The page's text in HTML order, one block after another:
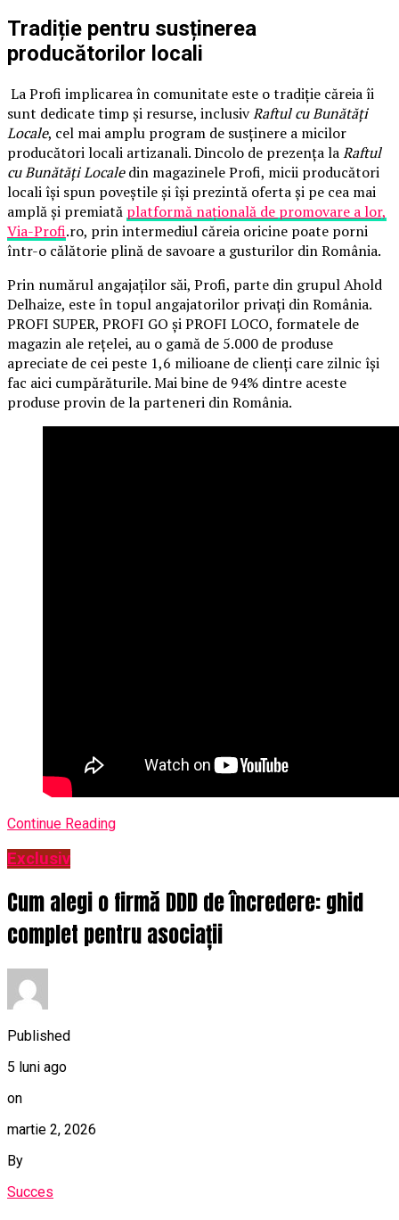
Tradiție pentru susținerea
producătorilor locali
La Profi implicarea în comunitate este o tradiție căreia îi
sunt dedicate timp și resurse, inclusivRaftul cu Bunătăți
Locale, cel mai amplu program de susținere a micilor
producători locali artizanali. Dincolo de prezența laRaftul
cu Bunătăți Localedin magazinele Profi, micii producători
locali își spun poveștile și își prezintă oferta și pe cea mai
amplă și premiată platformă națională de promovare a lor,
Via-Profi.ro, prin intermediul căreia oricine poate porni
într-o călătorie plină de savoare a gusturilor din România.
Prin numărul angajaților săi, Profi, parte din grupul Ahold
Delhaize, este în topul angajatorilor privați din România.
PROFI SUPER, PROFI GO și PROFI LOCO, formatele de
magazin ale rețelei, au o gamă de 5.000 de produse
apreciate de cei peste 1,6 milioane de clienți care zilnic își
fac aici cumpărăturile. Mai bine de 94% dintre aceste
produse provin de la parteneri din România.
Continue Reading
Exclusiv
Cum alegi o firmă DDD de încredere: ghid
complet pentru asociații
Published
5 luni ago
on
martie 2, 2026
By
Succes